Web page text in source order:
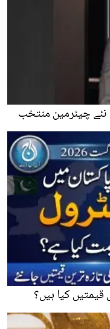
چیئرمین منتخب
کیا ہیں؟